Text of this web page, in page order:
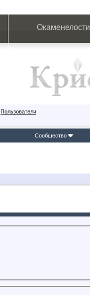
Окаменелости
Пользователи
Сообщество